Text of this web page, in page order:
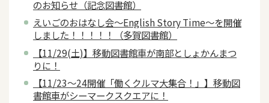
のお知らせ（記念図書館）
えいごのおはなし会～English Story Time～を開催
しました！！！！！（多賀図書館）
【11/29(土)】移動図書館車が南部としょかんまつ
りに！
【11/23～24開催「働くクルマ大集合！」】移動図
書館車がシーマークスクエアに！